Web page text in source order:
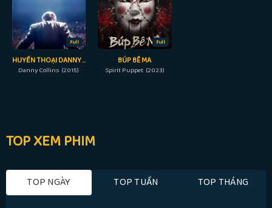
Full
HUYỀN THOẠI DANNY COLLINS
Danny Collins (2015)
Full
BÚP BÊ MA
Spirit Puppet (2023)
TOP XEM PHIM
TOP NGÀY TOP TUẦN TOP THÁNG